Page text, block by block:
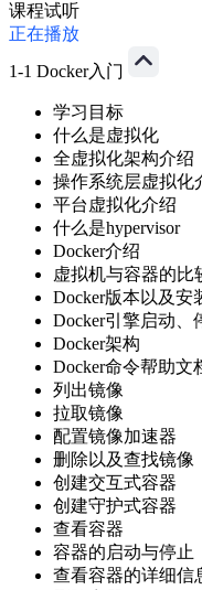
课程试听
正在播放
1-1 Docker入门
学习目标
什么是虚拟化
全虚拟化架构介绍
操作系统层虚拟化
平台虚拟化介绍
什么是hypervisor
Docker介绍
虚拟机与容器的比
Docker版本以及安
Docker引擎启动、
Docker架构
Docker命令帮助文
列出镜像
拉取镜像
配置镜像加速器
删除以及查找镜像
创建交互式容器
创建守护式容器
查看容器
容器的启动与停止
查看容器的详细信